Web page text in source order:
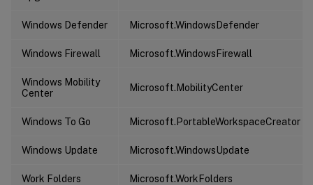
Windows Defender Microsoft.WindowsDefender
Windows Firewall Microsoft.WindowsFirewall
Windows Mobility
Center
Microsoft.MobilityCenter
Windows To Go Microsoft.PortableWorkspaceCreator
Windows Update Microsoft.WindowsUpdate
Work Folders Microsoft.WorkFolders